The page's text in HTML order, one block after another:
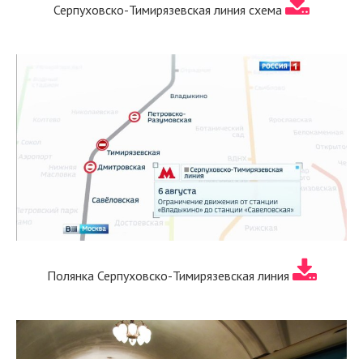
Серпуховско-Тимирязевская линия схема
Полянка Серпуховско-Тимирязевская линия